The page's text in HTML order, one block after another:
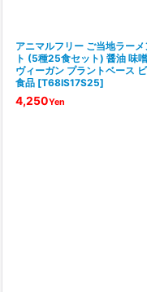
アニマルフリー ご当地ラーメ
ト (5種25食セット) 醤油 味
ヴィーガン プラントベース
食品 [T68IS17S25]
4,250Yen